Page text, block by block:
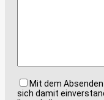
Mit dem
sich damit